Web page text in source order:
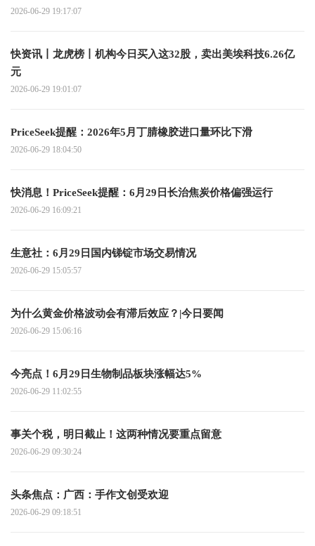
2026-06-29 19:17:07
快资讯丨龙虎榜丨机构今日买入这32股，卖出美埃科技6.26亿
元
2026-06-29 19:01:07
PriceSeek提醒：2026年5月丁腈橡胶进口量环比下滑
2026-06-29 18:04:50
快消息！PriceSeek提醒：6月29日长治焦炭价格偏强运行
2026-06-29 16:09:21
生意社：6月29日国内锑锭市场交易情况
2026-06-29 15:05:57
为什么黄金价格波动会有滞后效应？|今日要闻
2026-06-29 15:06:16
今亮点！6月29日生物制品板块涨幅达5%
2026-06-29 11:02:55
事关个税，明日截止！这两种情况要重点留意
2026-06-29 09:30:24
头条焦点：广西：手作文创受欢迎
2026-06-29 09:18:51